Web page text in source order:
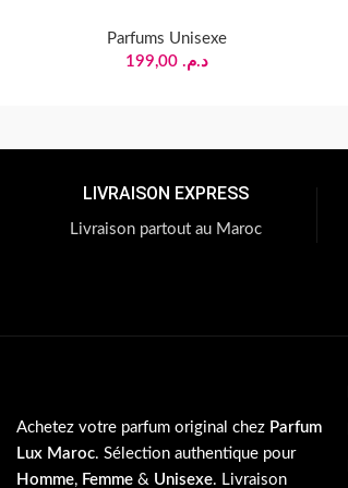
Parfums Unisexe
د.م. 199,00
LIVRAISON EXPRESS
Livraison partout au Maroc
Achetez votre parfum original chez Parfum
Lux Maroc. Sélection authentique pour
Homme, Femme & Unisexe. Livraison